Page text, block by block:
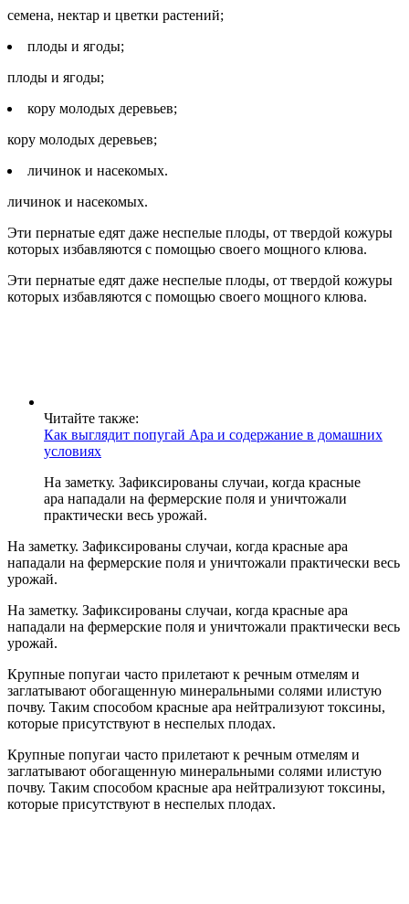
семена, нектар и цветки растений;
плоды и ягоды;
плоды и ягоды;
кору молодых деревьев;
кору молодых деревьев;
личинок и насекомых.
личинок и насекомых.
Эти пернатые едят даже неспелые плоды, от твердой кожуры
которых избавляются с помощью своего мощного клюва.
Эти пернатые едят даже неспелые плоды, от твердой кожуры
которых избавляются с помощью своего мощного клюва.
Читайте также:
Как выглядит попугай Ара и содержание в домашних
условиях
На заметку. Зафиксированы случаи, когда красные
ара нападали на фермерские поля и уничтожали
практически весь урожай.
На заметку. Зафиксированы случаи, когда красные ара
нападали на фермерские поля и уничтожали практически весь
урожай.
На заметку. Зафиксированы случаи, когда красные ара
нападали на фермерские поля и уничтожали практически весь
урожай.
Крупные попугаи часто прилетают к речным отмелям и
заглатывают обогащенную минеральными солями илистую
почву. Таким способом красные ара нейтрализуют токсины,
которые присутствуют в неспелых плодах.
Крупные попугаи часто прилетают к речным отмелям и
заглатывают обогащенную минеральными солями илистую
почву. Таким способом красные ара нейтрализуют токсины,
которые присутствуют в неспелых плодах.